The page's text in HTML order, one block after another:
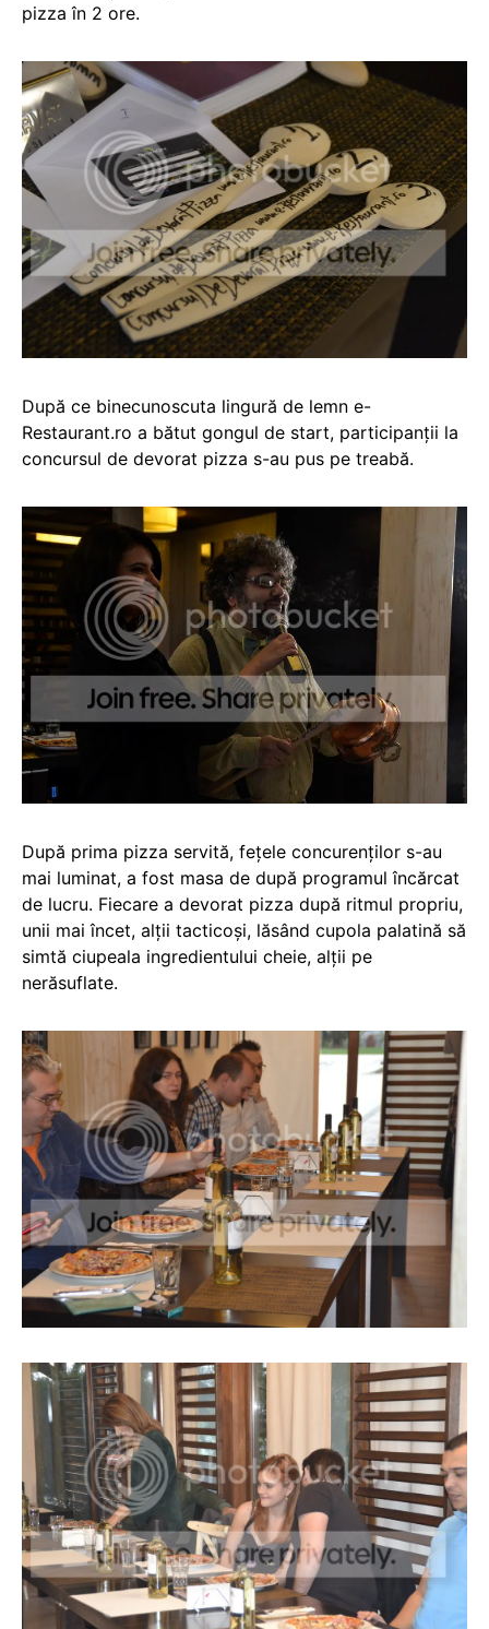
pizza în 2 ore.
După ce binecunoscuta lingură de lemn e-
Restaurant.ro a bătut gongul de start, participanții la
concursul de devorat pizza s-au pus pe treabă.
După prima pizza servită, fețele concurenților s-au
mai luminat, a fost masa de după programul încărcat
de lucru. Fiecare a devorat pizza după ritmul propriu,
unii mai încet, alții tacticoși, lăsând cupola palatină să
simtă ciupeala ingredientului cheie, alții pe
nerăsuflate.